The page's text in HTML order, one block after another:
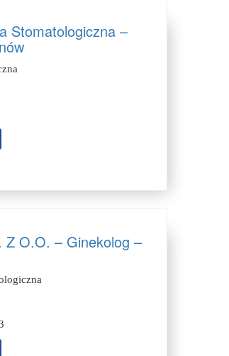
Stomatologiczna –
Z O.O. – Ginekolog –